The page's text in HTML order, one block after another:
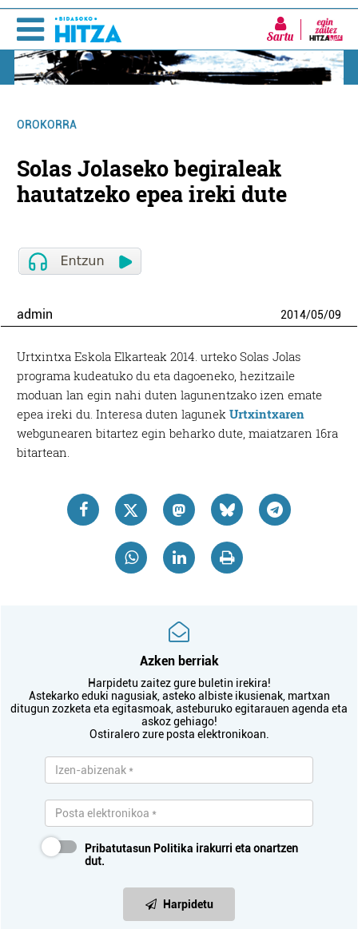
Sartu
OROKORRA
Solas Jolaseko begiraleak
hautatzeko epea ireki dute
admin 2014/05/09
Urtxintxa Eskola Elkarteak 2014. urteko Solas Jolas
programa kudeatuko du eta dagoeneko, hezitzaile
moduan lan egin nahi duten lagunentzako izen emate
epea ireki du. Interesa duten lagunekUrtxintxaren
webgunearen bitartez egin beharko dute, maiatzaren 16ra
bitartean.
Azken berriak
Harpidetu zaitez gure buletin irekira!
Astekarko eduki nagusiak, asteko albiste ikusienak, martxan
ditugun zozketa eta egitasmoak, asteburuko egitarauen agenda eta
askoz gehiago!
Ostiralero zure posta elektronikoan.
Pribatutasun Politika irakurri eta onartzen
dut.
Harpidetu